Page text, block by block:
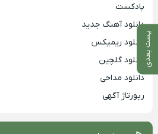
پست بعدی
پادکست
دانلود آهنگ جدید
دانلود ریمیکس
دانلود گلچین
دانلود مداحی
رپورتاژ آگهی